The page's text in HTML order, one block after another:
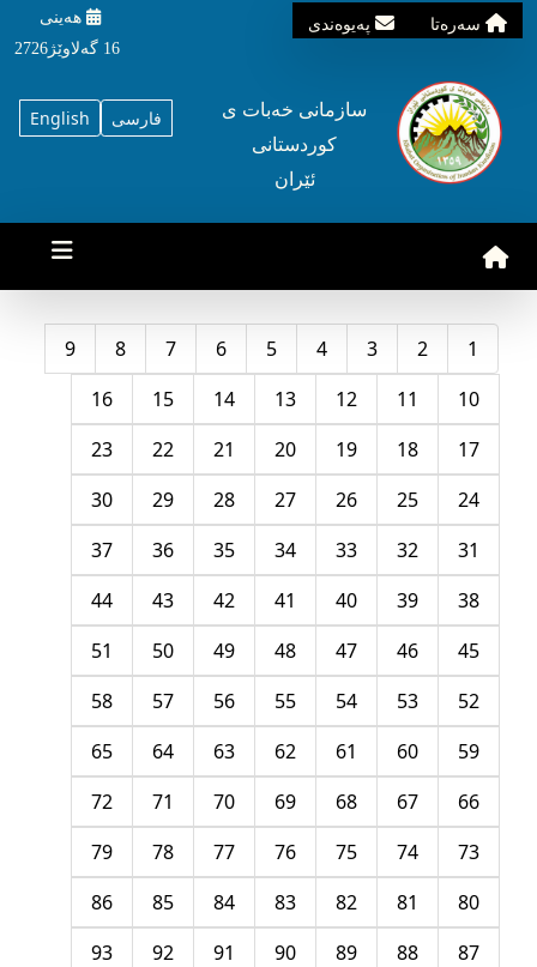
سه‌ره‌تا په‌یوه‌ندی
هه‌ینی
16 گه‌لاوێژ2726
English فارسی
سازمانی خه‌بات ی
کوردستانی
ئێران
1
2
3
4
5
6
7
8
9
10
11
12
13
14
15
16
17
18
19
20
21
22
23
24
25
26
27
28
29
30
31
32
33
34
35
36
37
38
39
40
41
42
43
44
45
46
47
48
49
50
51
52
53
54
55
56
57
58
59
60
61
62
63
64
65
66
67
68
69
70
71
72
73
74
75
76
77
78
79
80
81
82
83
84
85
86
87
88
89
90
91
92
93